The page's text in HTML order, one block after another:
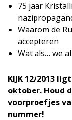
75 jaar
Waarom de
accepteren
Wat als… we
KIJK 12/2013
oktober. Houd
voorproefjes
nummer!